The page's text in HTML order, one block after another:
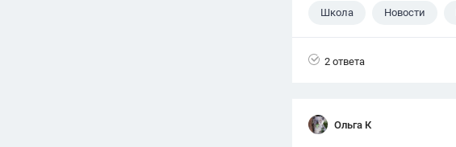
Школа Новости
2 ответа
Ольга К